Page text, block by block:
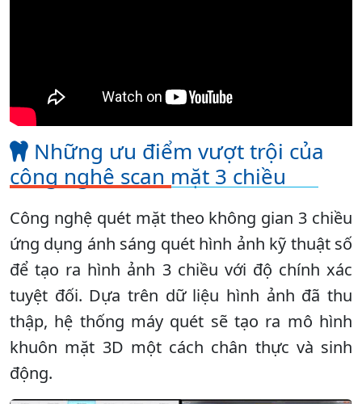
Những ưu điểm vượt trội của
công nghệ scan mặt 3 chiều
Công nghệ quét mặt theo không gian 3 chiều
ứng dụng ánh sáng quét hình ảnh kỹ thuật số
để tạo ra hình ảnh 3 chiều với độ chính xác
tuyệt đối. Dựa trên dữ liệu hình ảnh đã thu
thập, hệ thống máy quét sẽ tạo ra mô hình
khuôn mặt 3D một cách chân thực và sinh
động.